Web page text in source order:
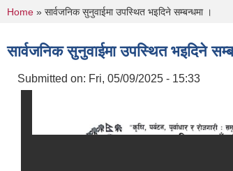
You are here
Home » सार्वजनिक सुनुवाईमा उपस्थित भइदिने सम्बन्धमा ।
सार्वजनिक सुनुवाईमा उपस्थित भइदिने
Submitted on: Fri, 05/09/2025 - 15:33